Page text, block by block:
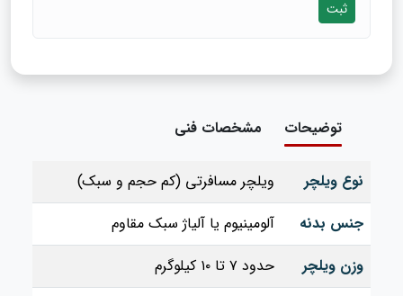
ثبت
توضیحات مشخصات فنی
نوع ویلچر
ویلچر مسافرتی (کم‌ حجم و سبک)
جنس بدنه
آلومینیوم یا آلیاژ سبک مقاوم
وزن ویلچر
حدود ۷ تا ۱۰ کیلوگرم